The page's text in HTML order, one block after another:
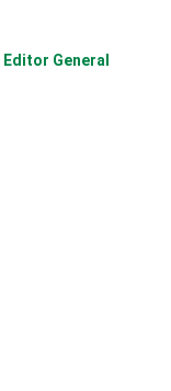
Editor General